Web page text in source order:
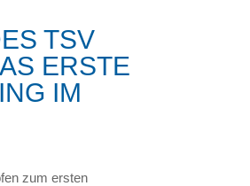
TSV
ERSTE
IM
zum ersten